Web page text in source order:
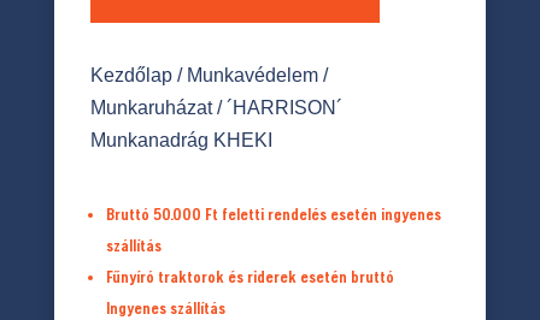
Kezdőlap/ Munkavédelem/
Munkaruházat/ ´HARRISON´
Munkanadrág KHEKI
Bruttó 50.000 Ft feletti rendelés esetén ingyenes
szállítás
Fűnyíró traktorok és riderek esetén bruttó
Ingyenes szállítás